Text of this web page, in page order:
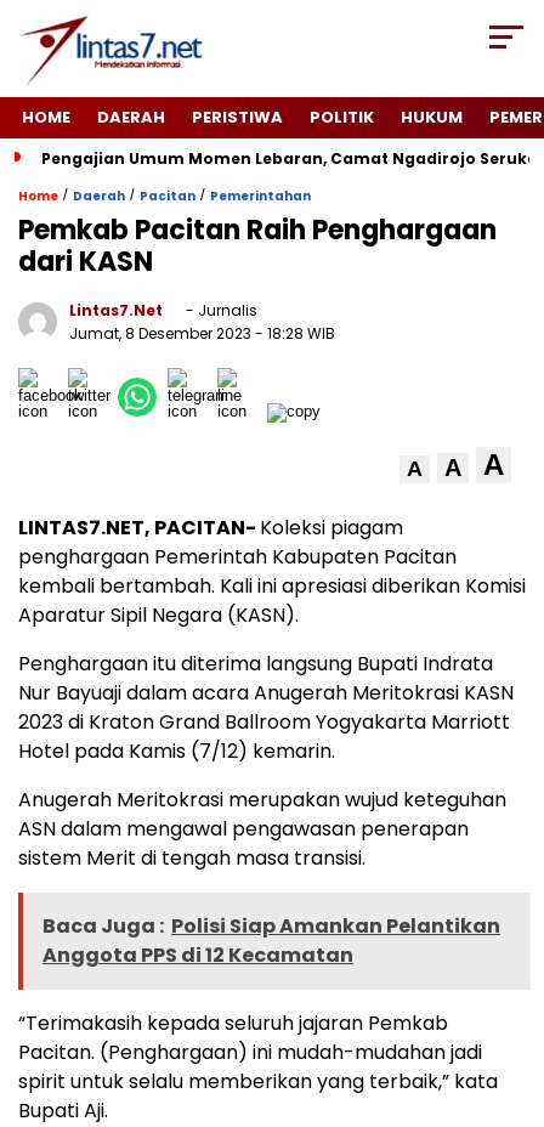
HOME DAERAH PERISTIWA POLITIK HUKUM
Pengajian Umum Momen Lebaran, Camat Ngadirojo
Home / Daerah / Pacitan / Pemerintahan
Pemkab Pacitan Raih Penghargaan
dari KASN
Lintas7.net
- Jurnalis
Jumat, 8 Desember 2023 - 18:28 WIB
A A A
LINTAS7.NET, PACITAN- Koleksi piagam
penghargaan Pemerintah Kabupaten Pacitan
kembali bertambah. Kali ini apresiasi diberikan Komisi
Aparatur Sipil Negara (KASN).
Penghargaan itu diterima langsung Bupati Indrata
Nur Bayuaji dalam acara Anugerah Meritokrasi KASN
2023 di Kraton Grand Ballroom Yogyakarta Marriott
Hotel pada Kamis (7/12) kemarin.
Anugerah Meritokrasi merupakan wujud keteguhan
ASN dalam mengawal pengawasan penerapan
sistem Merit di tengah masa transisi.
Baca Juga : Polisi Siap Amankan Pelantikan
Anggota PPS di 12 Kecamatan
“Terimakasih kepada seluruh jajaran Pemkab
Pacitan. (Penghargaan) ini mudah-mudahan jadi
spirit untuk selalu memberikan yang terbaik,” kata
Bupati Aji.